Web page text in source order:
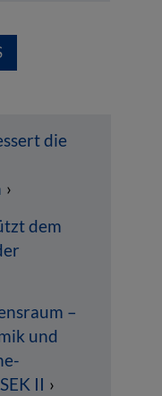
die
dem
–
und
II